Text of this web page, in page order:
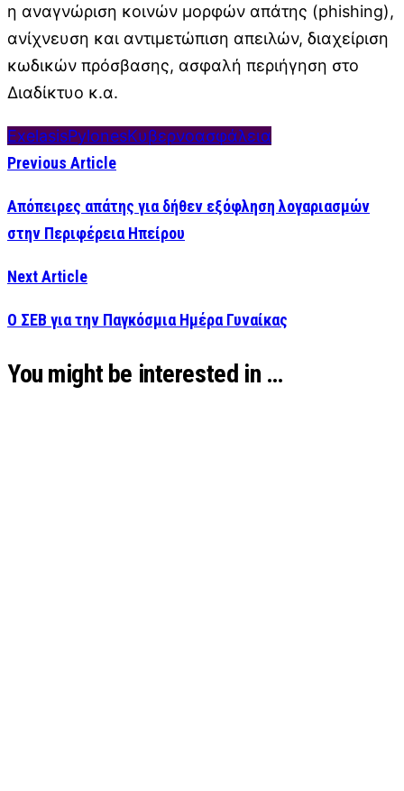
η αναγνώριση κοινών μορφών απάτης (phishing),
ανίχνευση και αντιμετώπιση απειλών, διαχείριση
κωδικών πρόσβασης, ασφαλή περιήγηση στο
Διαδίκτυο κ.α.
ExelasisPylonesΚυβερνοασφάλεια
Previous Article
Απόπειρες απάτης για δήθεν εξόφληση λογαριασμών
στην Περιφέρεια Ηπείρου
Next Article
Ο ΣΕΒ για την Παγκόσμια Ημέρα Γυναίκας
You might be interested in …